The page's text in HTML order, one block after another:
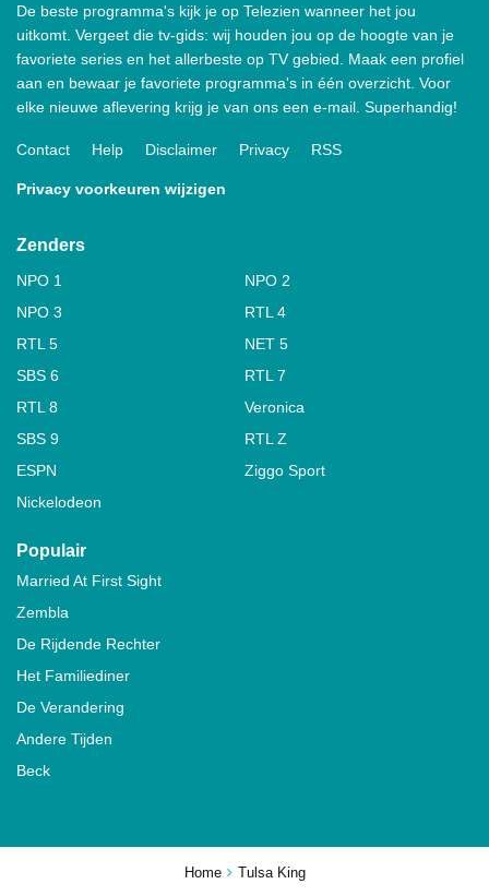
Home Tulsa King
De beste programma's kijk je op Telezien wanneer het jou
uitkomt. Vergeet die tv-gids: wij houden jou op de hoogte van je
favoriete series en het allerbeste op TV gebied. Maak een profiel
aan en bewaar je favoriete programma's in één overzicht. Voor
elke nieuwe aflevering krijg je van ons een e-mail. Superhandig!
Contact Help Disclaimer Privacy RSS
Privacy voorkeuren wijzigen
Zenders
NPO 1
NPO 2
NPO 3
RTL 4
RTL 5
NET 5
SBS 6
RTL 7
RTL 8
Veronica
SBS 9
RTL Z
ESPN
Ziggo Sport
Nickelodeon
Populair
Married At First Sight
Zembla
De Rijdende Rechter
Het Familiediner
De Verandering
Andere Tijden
Beck